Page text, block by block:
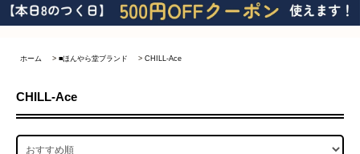
ホーム > ■ほんやら堂ブランド > CHILL-Ace
CHILL-Ace